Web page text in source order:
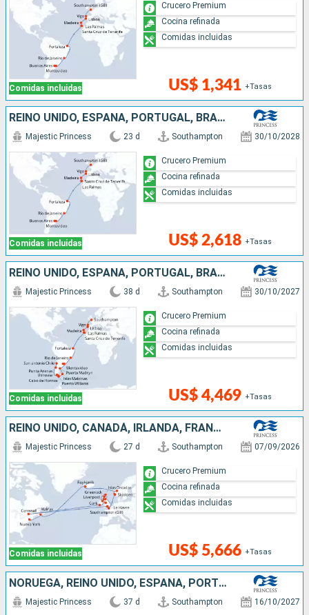
Comidas incluidas US$ 1,341 +Tasas
Crucero Premium
Cocina refinada
Comidas incluidas
REINO UNIDO, ESPAÑA, PORTUGAL, BRASIL, URUGUAY, ARGENTINA
Comidas incluidas
Majestic Princess 23 d Southampton 30/10/2028
US$ 2,618 +Tasas
Crucero Premium
Cocina refinada
Comidas incluidas
REINO UNIDO, ESPAÑA, PORTUGAL, BRASIL, URUGUAY, ARGENTINA, ISLAS MALVINAS, CHILE
Comidas incluidas
Majestic Princess 38 d Southampton 30/10/2027
US$ 4,469 +Tasas
Crucero Premium
Cocina refinada
Comidas incluidas
REINO UNIDO, CANADÁ, IRLANDA, FRANCIA, NORUEGA, ISLANDIA, ESTADOS UNIDOS
Comidas incluidas
Majestic Princess 27 d Southampton 07/09/2026
US$ 5,666 +Tasas
Crucero Premium
Cocina refinada
Comidas incluidas
NORUEGA, REINO UNIDO, ESPAÑA, PORTUGAL, BRASIL, URUGUAY, ARGENTINA
Majestic Princess 37 d Southampton 16/10/2027